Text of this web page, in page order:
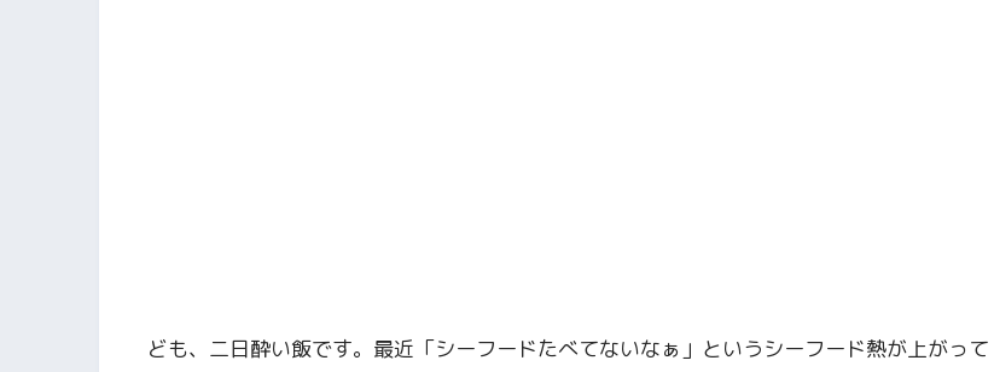
ども、二日酔い飯です。最近「シーフードたべてないなぁ」というシーフード熱が上がって